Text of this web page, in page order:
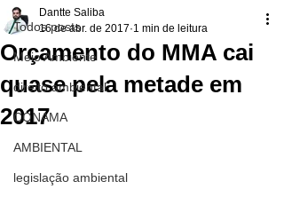
Todos posts
Meio Ambiente
direito ambiental
CONAMA
AMBIENTAL
legislação ambiental
Orçamento do MMA cai
quase pela metade em
2017
Dantte Saliba
16 de abr. de 2017 1 min de leitura